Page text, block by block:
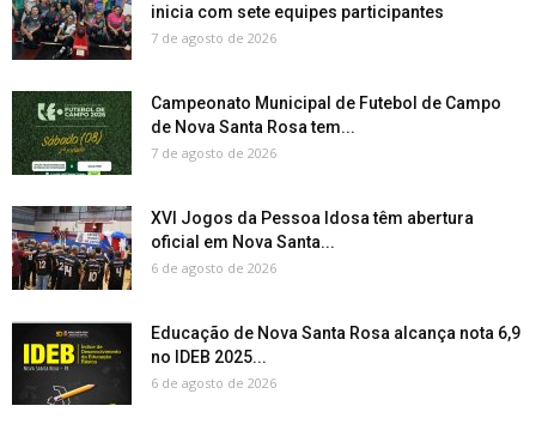
inicia com sete equipes participantes
7 de agosto de 2026
Campeonato Municipal de Futebol de Campo
de Nova Santa Rosa tem...
7 de agosto de 2026
XVI Jogos da Pessoa Idosa têm abertura
oficial em Nova Santa...
6 de agosto de 2026
Educação de Nova Santa Rosa alcança nota 6,9
no IDEB 2025...
6 de agosto de 2026